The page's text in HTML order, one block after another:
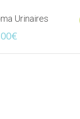
panierUrinaires
€